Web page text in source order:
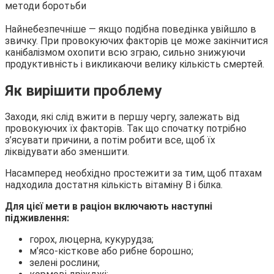
Найнебезпечніше — якщо подібна поведінка увійшло в
звичку. При провокуючих факторів це може закінчитися
канібалізмом охопити всю зграю, сильно знижуючи
продуктивність і викликаючи велику кількість смертей.
Як вирішити проблему
Заходи, які слід вжити в першу чергу, залежать від
провокуючих їх факторів. Так що спочатку потрібно
з’ясувати причини, а потім робити все, щоб їх
ліквідувати або зменшити.
Насамперед необхідно простежити за тим, щоб птахам
надходила достатня кількість вітаміну В і білка.
Для цієї мети в раціон включають наступні
підживлення:
горох, люцерна, кукурудза;
м’ясо-кісткове або рибне борошно;
зелені рослини;